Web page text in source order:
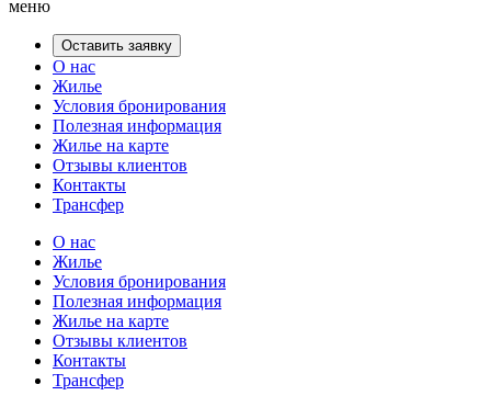
меню
Оставить заявку
О нас
Жилье
Условия бронирования
Полезная информация
Жилье на карте
Отзывы клиентов
Контакты
Трансфер
О нас
Жилье
Условия бронирования
Полезная информация
Жилье на карте
Отзывы клиентов
Контакты
Трансфер